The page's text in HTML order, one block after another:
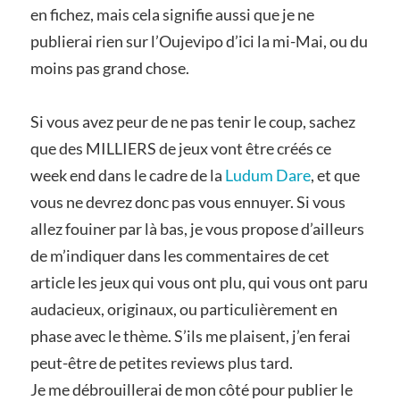
en fichez, mais cela signifie aussi que je ne
publierai rien sur l’Oujevipo d’ici la mi-Mai, ou du
moins pas grand chose.
Si vous avez peur de ne pas tenir le coup, sachez
que des MILLIERS de jeux vont être créés ce
week end dans le cadre de la Ludum Dare, et que
vous ne devrez donc pas vous ennuyer. Si vous
allez fouiner par là bas, je vous propose d’ailleurs
de m’indiquer dans les commentaires de cet
article les jeux qui vous ont plu, qui vous ont paru
audacieux, originaux, ou particulièrement en
phase avec le thème. S’ils me plaisent, j’en ferai
peut-être de petites reviews plus tard.
Je me débrouillerai de mon côté pour publier le